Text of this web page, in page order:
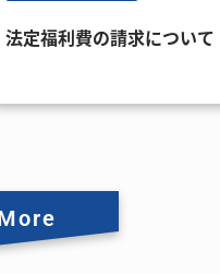
法定福利費の請求について